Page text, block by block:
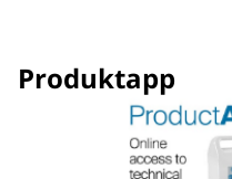
Produktapp